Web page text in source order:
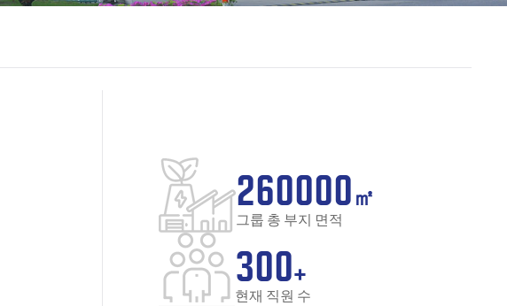
260000 ㎡
그룹 총 부지 면적
300+
현재 직원 수